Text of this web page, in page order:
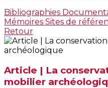
Bibliographies
Mémoires Sites de
Retour
Article | La
mobilier